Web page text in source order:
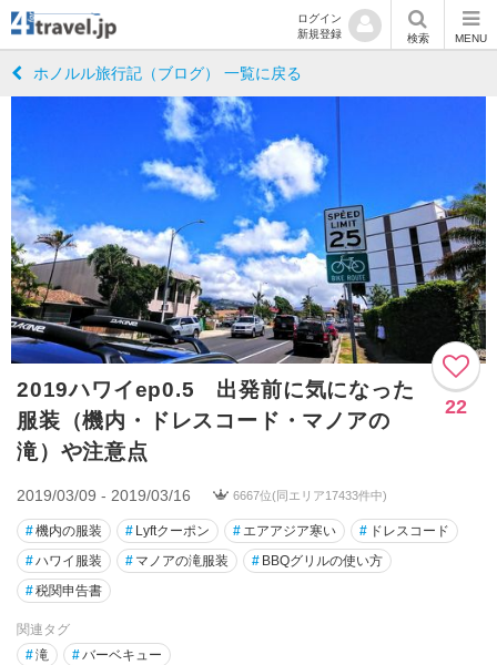
ログイン
新規登録
検索 MENU
ホノルル旅行記（ブログ） 一覧に戻る
2019ハワイep0.5 出発前に気になった
服装（機内・ドレスコード・マノアの
滝）や注意点
22
2019/03/09 - 2019/03/16 6667位(同エリア17433件中)
#機内の服装 # Lyftクーポン # エアアジア寒い # ドレスコード
#ハワイ服装 # マノアの滝服装 # BBQグリルの使い方
#税関申告書
関連タグ
#滝 #バーベキュー